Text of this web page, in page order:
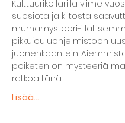
Kulttuurikellarilla viime
suosiota ja kiitosta
murhamysteeri-
pikkujouluohjelmistoon
juonenkääntein.
poiketen on mysteeriä
ratkoa tänä…
Lisää...